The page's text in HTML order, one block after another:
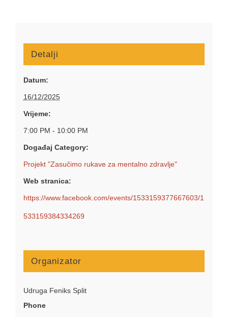
Detalji
Datum:
16/12/2025
Vrijeme:
7:00 PM - 10:00 PM
Događaj Category:
Projekt "Zasučimo rukave za mentalno zdravlje"
Web stranica:
https://www.facebook.com/events/1533159377667603/1
533159384334269
Organizator
Udruga Feniks Split
Phone